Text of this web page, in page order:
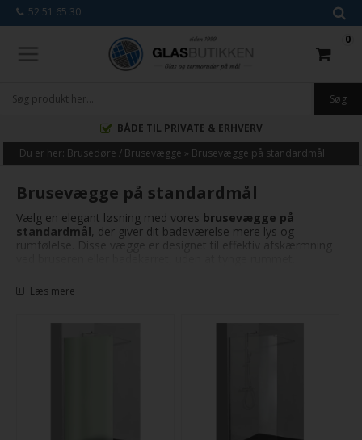
52 51 65 30
0
BÅDE TIL PRIVATE & ERHVERV
Du er her: Brusedøre / Brusevægge » Brusevægge på standardmål
Brusevægge på standardmål
Vælg en elegant løsning med vores brusevægge på
standardmål, der giver dit badeværelse mere lys og
rumfølelse. Disse vægge er designet til effektiv afskærmning
Vi tilbyder flere forskellige modeller, der passer til din stil. Fra
den minimalistiske løsning i rent, klart glas, som lader lyset
New Yorker stil. Uanset dit valg får du en stilren og funktionel
Læs mere